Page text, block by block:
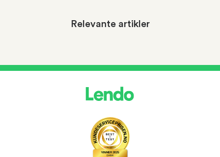
Relevante artikler